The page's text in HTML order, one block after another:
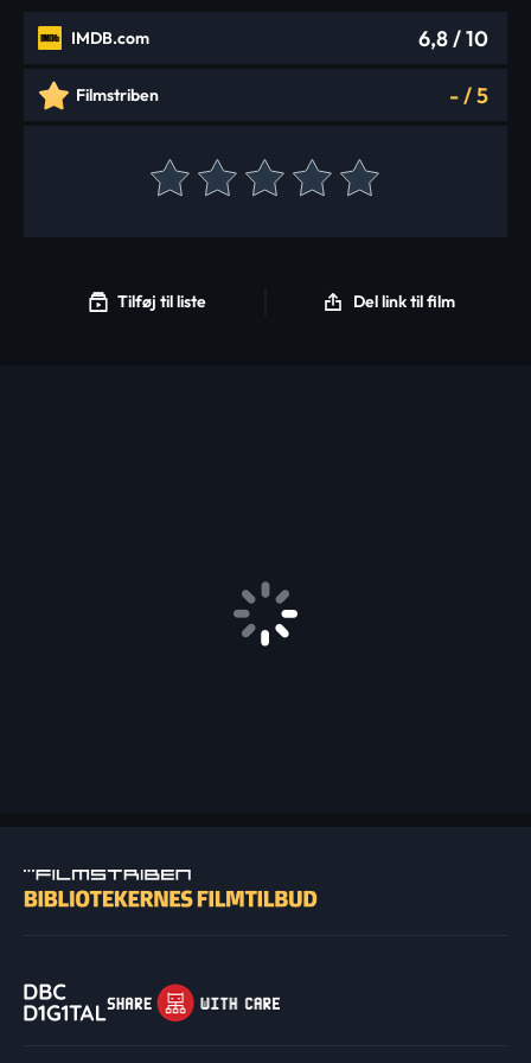
IMDB.com 6,8/ 10
Filmstriben -/5
Tilføj til liste Del link til film